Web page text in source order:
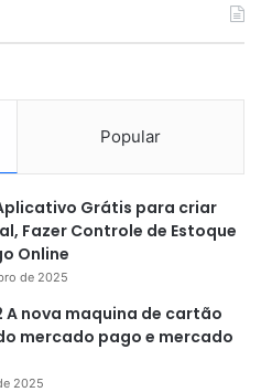
Popular
Grátis para criar
Fazer Controle de Estoque
Online
de 2025
A nova maquina de cartão
mercado pago e mercado
2025